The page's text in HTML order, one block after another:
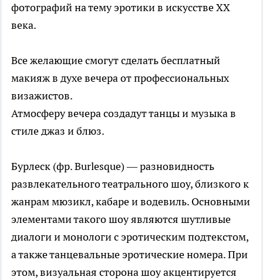
фотографий на тему эротики в искусстве XX
века.
Все желающие смогут сделать бесплатный
макияж в духе вечера от профессиональных
визажистов.
Атмосферу вечера создадут танцы и музыка в
стиле джаз и блюз.
Бурлеск (фр. Burlesque) — разновидность
развлекательного театрального шоу, близкого к
жанрам мюзикл, кабаре и водевиль. Основными
элементами такого шоу являются шутливые
диалоги и монологи с эротическим подтекстом,
а также танцевальные эротические номера. При
этом, визуальная сторона шоу акцентируется